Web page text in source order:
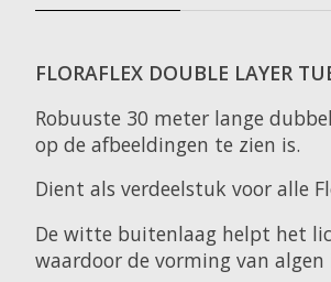
FLORAFLEX DOUBLE LAYER
Robuuste 30 meter lange
op de afbeeldingen te zien is.
Dient als verdeelstuk voor alle
De witte buitenlaag helpt het
waardoor de vorming van